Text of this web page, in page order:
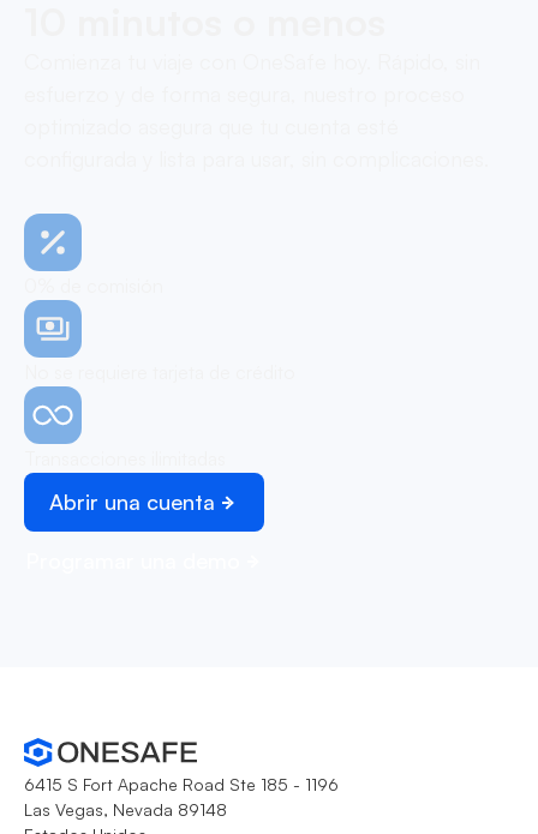
Abrir una cuenta
6415 S Fort Apache Road Ste 185 - 1196
Las Vegas, Nevada 89148